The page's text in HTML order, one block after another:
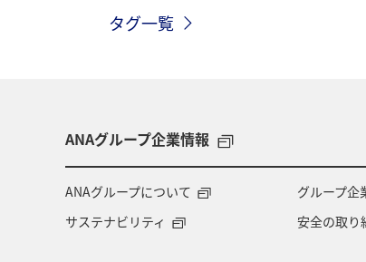
釣り
愛知県 マイルを貯める
オーストラリア 京都府
タグ一覧
ANAグループ企業情報
ANAグループについて グループ企
サステナビリティ
安全の取り